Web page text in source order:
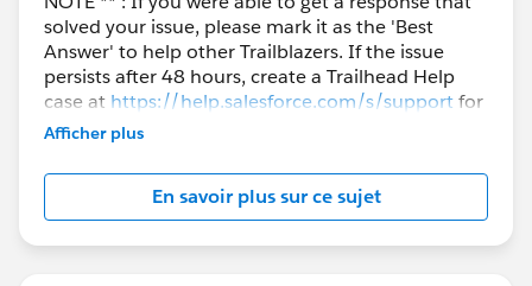
solved your issue, please mark it as the 'Best
Answer' to help other Trailblazers. If the issue
persists after 48 hours, create a Trailhead Help
case at https://help.salesforce.com/s/supportfor
further assistance.
Afficher plus
En savoir plus sur ce sujet